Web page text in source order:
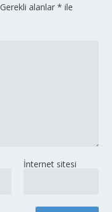
Gerekli alanlar* ile
İnternet sitesi